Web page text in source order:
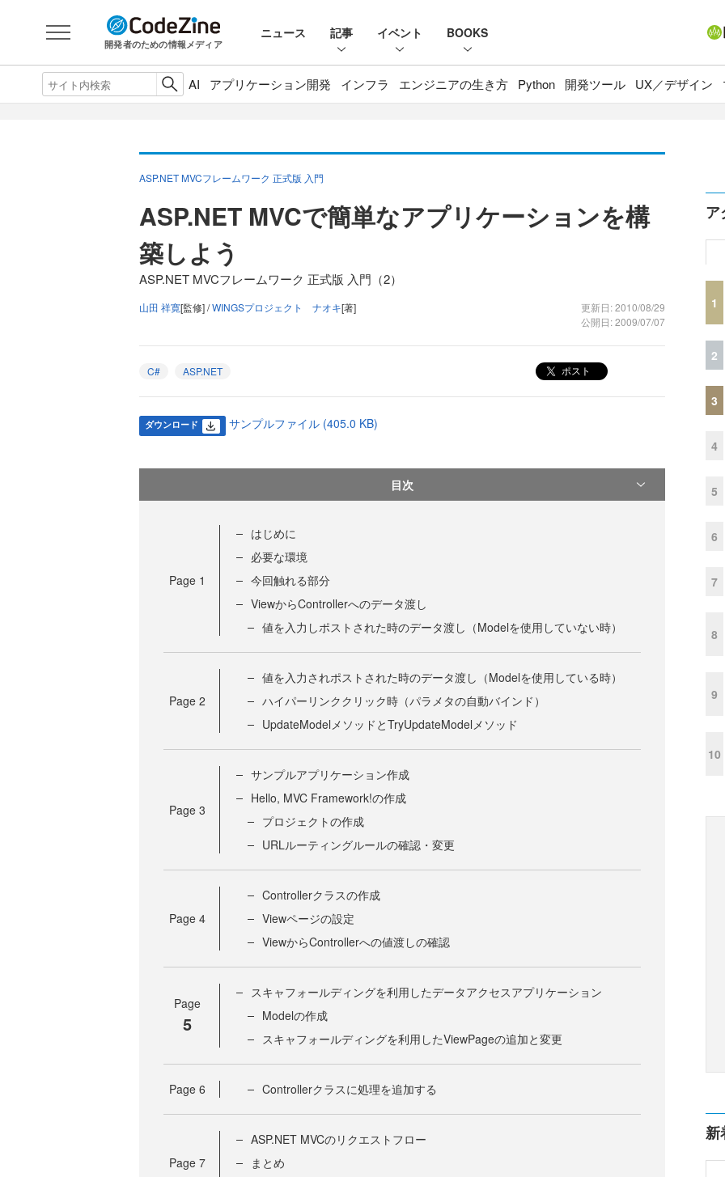
開発者のための情報メディア
ニュース 記事 イベント BOOKS
AI アプリケーション開発 インフラ エンジニアの生き方 Python 開発ツール UX／デザイン
ASP.NET MVCフレームワーク 正式版 入門
ASP.NET MVCで簡単なアプリケーションを構
築しよう
ASP.NET MVCフレームワーク 正式版 入門（2）
山田 祥寛[監修] /WINGSプロジェクト ナオキ[著]
更新日: 2010/08/29
公開日: 2009/07/07
C# ASP.NET ポスト
ダウンロード サンプルファイル (405.0 KB)
目次
Page 1
はじめに
必要な環境
今回触れる部分
ViewからControllerへのデータ渡し
値を入力しポストされた時のデータ渡し（Modelを使用していない時）
Page 2
値を入力されポストされた時のデータ渡し（Modelを使用している時）
ハイパーリンククリック時（パラメタの自動バインド）
UpdateModelメソッドとTryUpdateModelメソッド
Page 3
サンプルアプリケーション作成
Hello, MVC Framework!の作成
プロジェクトの作成
URLルーティングルールの確認・変更
Page 4
Controllerクラスの作成
Viewページの設定
ViewからControllerへの値渡しの確認
Page
5
スキャフォールディングを利用したデータアクセスアプリケーション
Modelの作成
スキャフォールディングを利用したViewPageの追加と変更
Page 6 Controllerクラスに処理を追加する
Page 7
ASP.NET MVCのリクエストフロー
まとめ
ア
1
2
3
4
5
6
7
8
9
10
新